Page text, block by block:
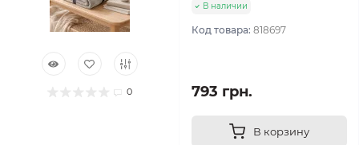
0
В наличии
Код товара: 818697
793 грн.
В корзину